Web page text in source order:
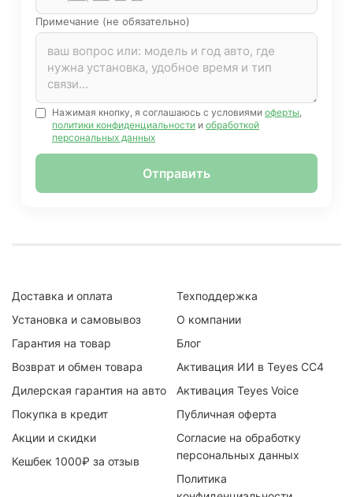
Примечание (не обязательно)
Нажимая кнопку, я соглашаюсь с условиями оферты
политики конфиденциальности и обработкой
персональных данных
Отправить
Доставка и оплата
Установка и самовывоз
Гарантия на товар
Возврат и обмен товара
Дилерская гарантия на авто
Покупка в кредит
Акции и скидки
Кешбек 1000₽ за отзыв
Техподдержка
О компании
Блог
Активация ИИ в Teyes CC4
Активация Teyes Voice
Публичная оферта
Согласие на обработку
персональных данных
Политика